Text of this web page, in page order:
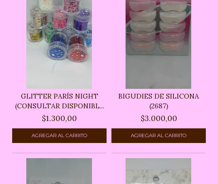
GLITTER PARÍS NIGHT
(CONSULTAR DISPONIBL...
$1.300,00
BIGUDIES DE SILICONA
(2687)
$3.000,00